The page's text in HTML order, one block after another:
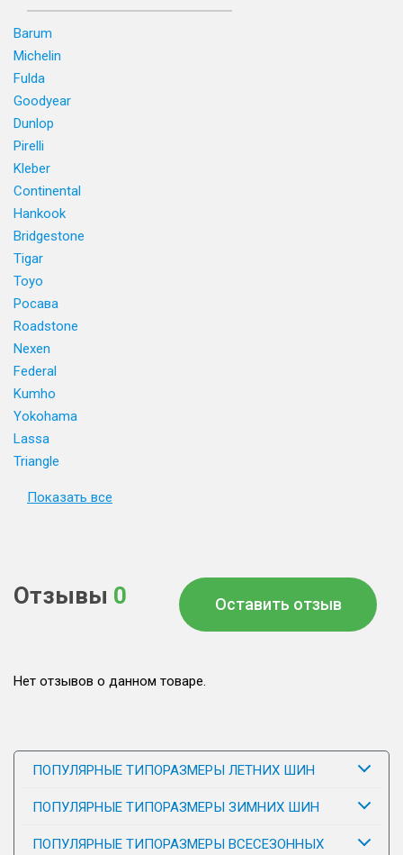
Barum
Michelin
Fulda
Goodyear
Dunlop
Pirelli
Kleber
Continental
Hankook
Bridgestone
Tigar
Toyo
Росава
Roadstone
Nexen
Federal
Kumho
Yokohama
Lassa
Triangle
Показать все
Отзывы 0 Оставить отзыв
Нет отзывов о данном товаре.
ПОПУЛЯРНЫЕ ТИПОРАЗМЕРЫ ЛЕТНИХ ШИН
ПОПУЛЯРНЫЕ ТИПОРАЗМЕРЫ ЗИМНИХ ШИН
ПОПУЛЯРНЫЕ ТИПОРАЗМЕРЫ ВСЕСЕЗОННЫХ